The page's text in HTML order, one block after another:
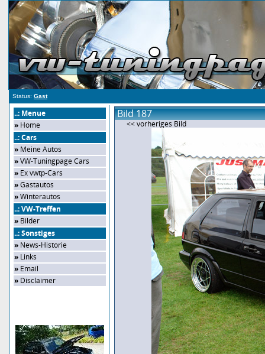
Status: Gast
..: Menue
» Home
..: Cars
» Meine Autos
»VW-Tuningpage Cars
» Ex vwtp-Cars
»Gastautos
»Winterautos
..: VW-Treffen
» Bilder
..: Sonstiges
» News-Historie
» Links
» Email
» Disclaimer
Bild 187
<< vorheriges Bild